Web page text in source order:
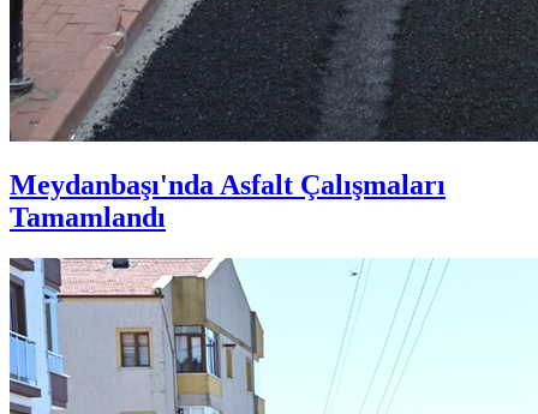
Meydanbaşı'nda Asfalt Çalışmaları
Tamamlandı